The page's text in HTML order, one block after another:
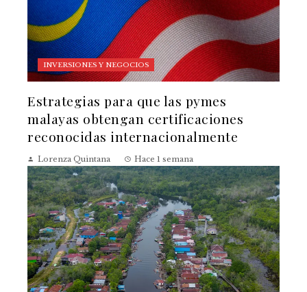
INVERSIONES Y NEGOCIOS
Estrategias para que las pymes
malayas obtengan certificaciones
reconocidas internacionalmente
Lorenza Quintana Hace 1 semana